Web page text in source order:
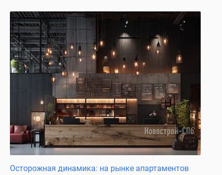
Дома
коттеджи
Коттеджные
поселки
Петербурге
Коттеджные
Ленинградской
обл
Готовые
Осторожная динамика: на рынке апартаментов